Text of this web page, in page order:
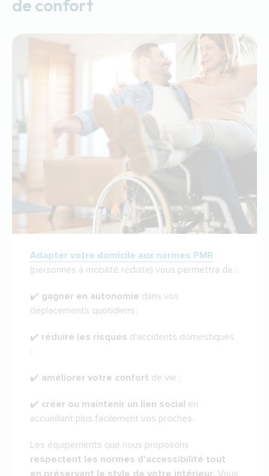
de confort
Adapter votre domicile aux normes PMR
(personnes à mobilité réduite) vous permettra de :
✔️ gagner en autonomie dans vos
déplacements quotidiens ;
✔️ réduire les risques d'accidents domestiques
;
✔️ améliorer votre confort de vie ;
✔️ créer ou maintenir un lien social en
accueillant plus facilement vos proches.
Les équipements que nous proposons
respectent les normes d'accessibilité tout